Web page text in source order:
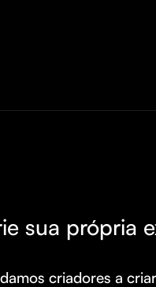
sua própria
criadores a